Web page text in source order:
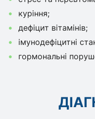
куріння;
дефіцит вітамінів;
імунодефіцитні
гормональні